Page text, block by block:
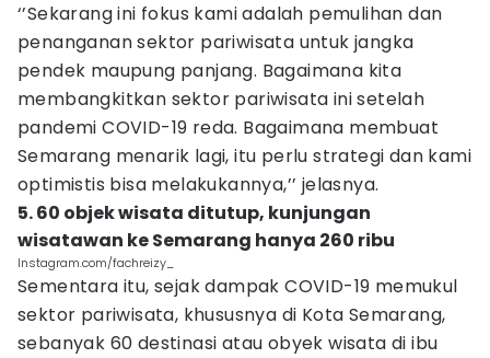
‘’Sekarang ini fokus kami adalah pemulihan dan
penanganan sektor pariwisata untuk jangka
pendek maupung panjang. Bagaimana kita
membangkitkan sektor pariwisata ini setelah
pandemi COVID-19 reda. Bagaimana membuat
Semarang menarik lagi, itu perlu strategi dan kami
optimistis bisa melakukannya,’’ jelasnya.
5. 60 objek wisata ditutup, kunjungan
wisatawan ke Semarang hanya 260 ribu
Instagram.com/fachreizy_
Sementara itu, sejak dampak COVID-19 memukul
sektor pariwisata, khususnya di Kota Semarang,
sebanyak 60 destinasi atau obyek wisata di ibu